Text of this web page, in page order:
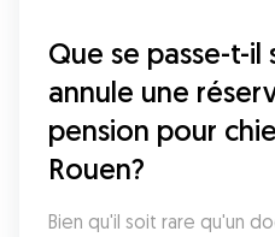
Que se passe-t-
annule une
pension pour
Rouen?
Bien qu'il soit rare qu'un